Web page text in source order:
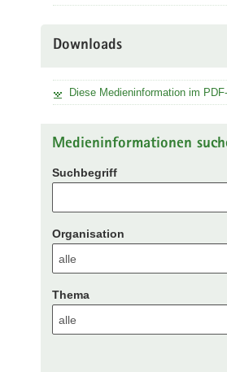
Downloads
Diese Medieninformation im
Medieninformationen
Suchbegriff
Organisation
Thema